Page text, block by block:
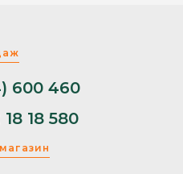
600 460
18 580